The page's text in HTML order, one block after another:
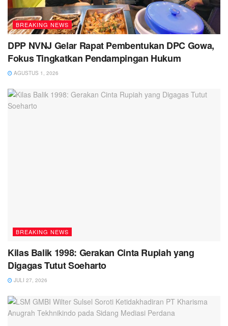
BREAKING NEWS
DPP NVNJ Gelar Rapat Pembentukan DPC Gowa,
Fokus Tingkatkan Pendampingan Hukum
AGUSTUS 1, 2026
BREAKING NEWS
Kilas Balik 1998: Gerakan Cinta Rupiah yang
Digagas Tutut Soeharto
JULI 27, 2026